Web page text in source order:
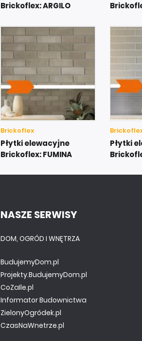
Brickoflex: ARGILO
Brickoflex
Płytki elewacyjne
Brickoflex: FUMINA
Płytki
NASZE SERWISY
DOM, OGRÓD I WNĘTRZA
BudujemyDom.pl
Projekty.BudujemyDom.pl
CoZaIle.pl
Informator Budownictwa
ZielonyOgródek.pl
CzasNaWnetrze.pl